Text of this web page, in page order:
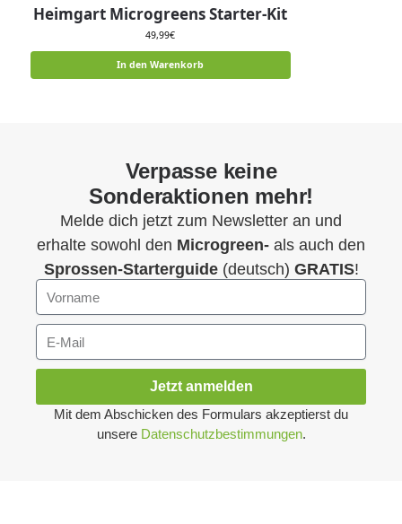
Heimgart Microgreens Starter-Kit
49,99€
In den Warenkorb
Verpasse keine
Sonderaktionen mehr!
Melde dich jetzt zum Newsletter an und
erhalte sowohl den Microgreen- als auch den
Sprossen-Starterguide(deutsch) GRATIS!
Jetzt anmelden
Mit dem Abschicken des Formulars akzeptierst du
unsere Datenschutzbestimmungen.